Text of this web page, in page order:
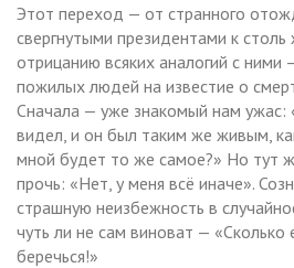
Этот переход — от странного
свергнутыми президентами к
отрицанию всяких аналогий с
пожилых людей на известие о
Сначала — уже знакомый нам ужас:
видел, и он был таким же живым,
мной будет то же самое?» Но тут
прочь: «Нет, у меня всё иначе».
страшную неизбежность в
чуть ли не сам виноват — «Сколько
беречься!»